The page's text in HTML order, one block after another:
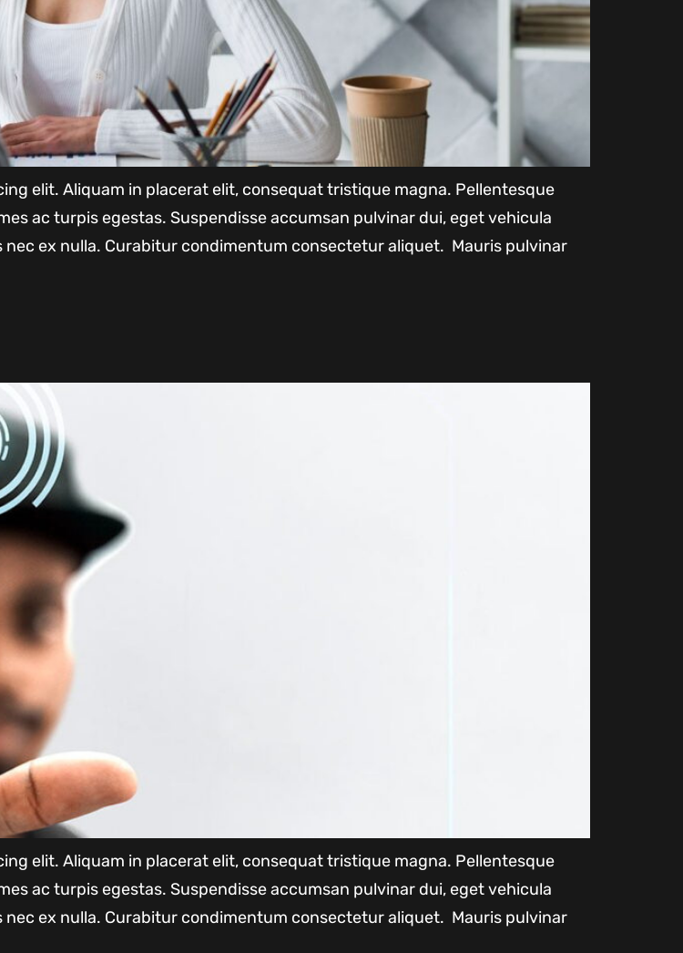
elit. Aliquam in placerat elit, consequat tristique magna. Pellentesque
ac turpis egestas. Suspendisse accumsan pulvinar dui, eget vehicula
ex nulla. Curabitur condimentum consectetur aliquet. Mauris pulvinar
elit. Aliquam in placerat elit, consequat tristique magna. Pellentesque
ac turpis egestas. Suspendisse accumsan pulvinar dui, eget vehicula
ex nulla. Curabitur condimentum consectetur aliquet. Mauris pulvinar